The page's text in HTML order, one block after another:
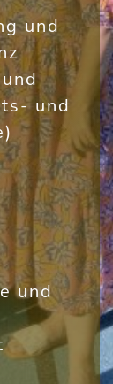
und
und
und